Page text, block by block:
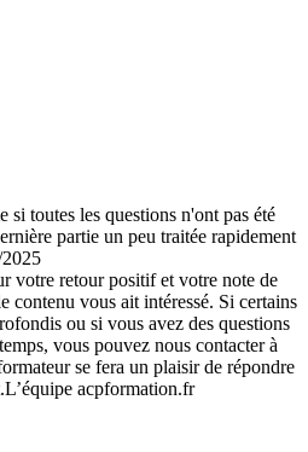
si toutes les questions n'ont pas été
partie un peu traitée rapidement
votre retour positif et votre note de
contenu vous ait intéressé. Si certains
ou si vous avez des questions
vous pouvez nous contacter à
se fera un plaisir de répondre
acpformation.fr